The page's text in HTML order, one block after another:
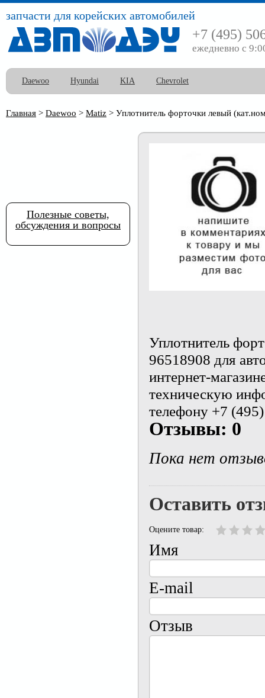
запчасти для корейских автомобилей
+7 (495)
ежедневно с
Daewoo Hyundai KIA Chevrolet
Главная > Daewoo > Matiz > Уплотнитель форточки левый
Уплотнитель
96518908 для
интернет-
техническую
телефону +7
Отзывы: 0
Пока нет
Оставить
Оцените товар:
Имя
E-mail
Отзыв
Полезные советы,
обсуждения и вопросы